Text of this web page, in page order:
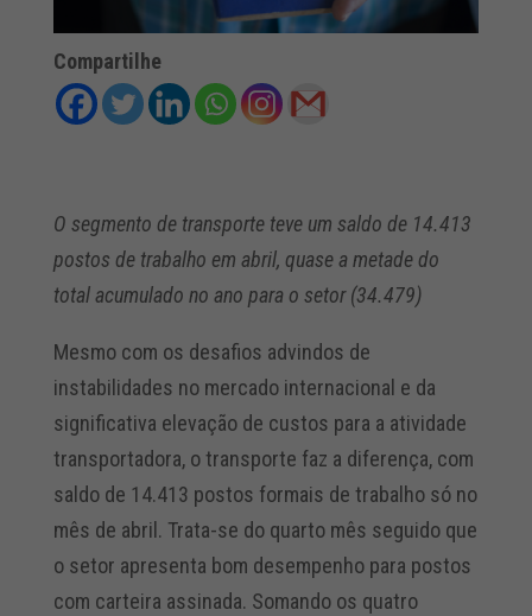
Compartilhe
O segmento de transporte teve um saldo de 14.413
postos de trabalho em abril, quase a metade do
total acumulado no ano para o setor (34.479)
Mesmo com os desafios advindos de
instabilidades no mercado internacional e da
significativa elevação de custos para a atividade
transportadora, o transporte faz a diferença, com
saldo de 14.413 postos formais de trabalho só no
mês de abril. Trata-se do quarto mês seguido que
o setor apresenta bom desempenho para postos
com carteira assinada. Somando os quatro